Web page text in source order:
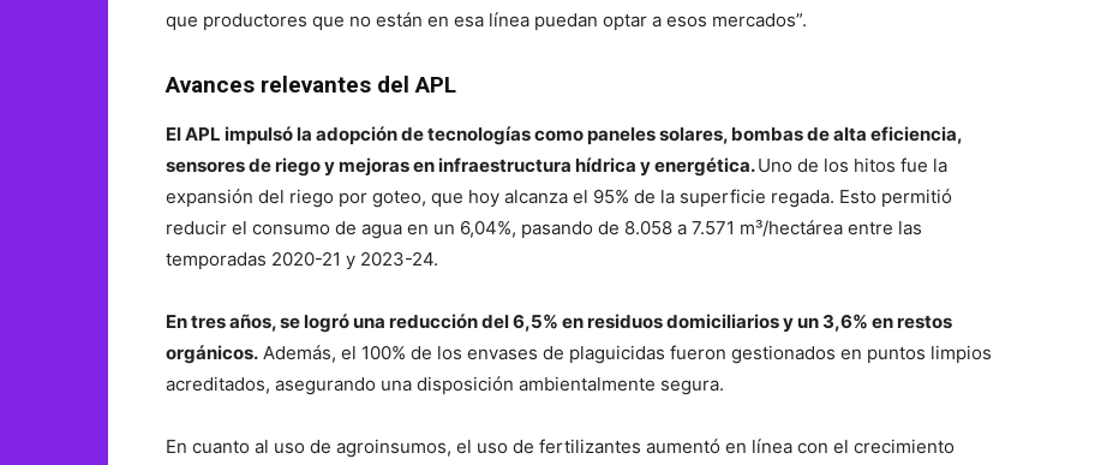
que productores que no están en esa línea puedan optar a esos mercados”.
Avances relevantes del APL
El APL impulsó la adopción de tecnologías como paneles solares, bombas de alta eficiencia,
sensores de riego y mejoras en infraestructura hídrica y energética.Uno de los hitos fue la
expansión del riego por goteo, que hoy alcanza el 95% de la superficie regada. Esto permitió
reducir el consumo de agua en un 6,04%, pasando de 8.058 a 7.571 m³/hectárea entre las
temporadas 2020-21 y 2023-24.
En tres años, se logró una reducción del 6,5% en residuos domiciliarios y un 3,6% en restos
orgánicos. Además, el 100% de los envases de plaguicidas fueron gestionados en puntos limpios
acreditados, asegurando una disposición ambientalmente segura.
En cuanto al uso de agroinsumos, el uso de fertilizantes aumentó en línea con el crecimiento